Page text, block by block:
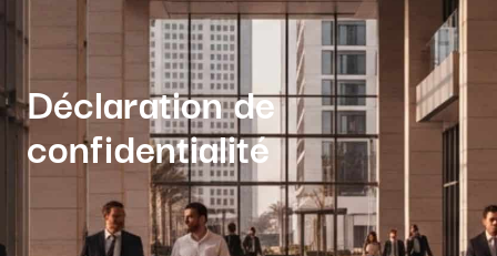
Déclaration de
confidentialité